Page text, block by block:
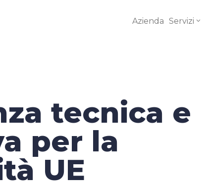
Azienda Servizi
tecnica e
per la
UE